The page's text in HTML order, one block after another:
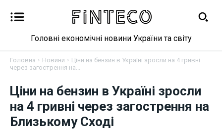
Новини
Бізнес
Головні економічні новини України та світу
Головна Новини
Ціни на бензин в Україні зросли на 4 гривні
через загострення на...
Ціни на бензин в Україні зросли
на 4 гривні через загострення на
Близькому Сході